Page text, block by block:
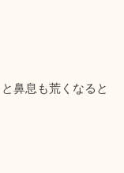
と鼻息も荒くなると